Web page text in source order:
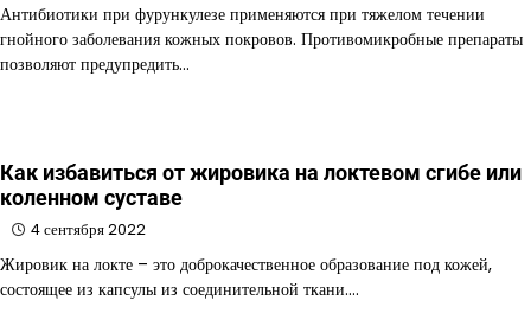
Антибиотики при фурункулезе применяются при тяжелом течении
гнойного заболевания кожных покровов. Противомикробные препараты
позволяют предупредить…
Как избавиться от жировика на локтевом сгибе или
коленном суставе
4 сентября 2022
Жировик на локте – это доброкачественное образование под кожей,
состоящее из капсулы из соединительной ткани.…